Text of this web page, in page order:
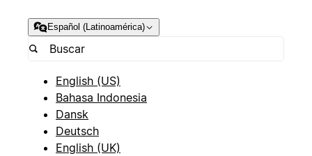
Español (Latinoamérica)
English (US)
Bahasa Indonesia
Dansk
Deutsch
English (UK)